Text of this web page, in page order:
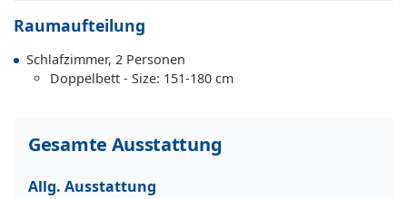
Raumaufteilung
Schlafzimmer, 2 Personen
Doppelbett - Size: 151-180 cm
Gesamte Ausstattung
Allg. Ausstattung